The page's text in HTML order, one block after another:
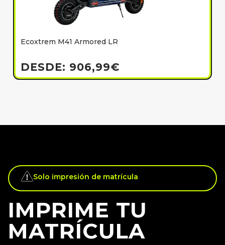
Ecoxtrem M41 Armored LR
DESDE: 906,99€
Solo impresión de matrícula
IMPRIME TU
MATRÍCULA